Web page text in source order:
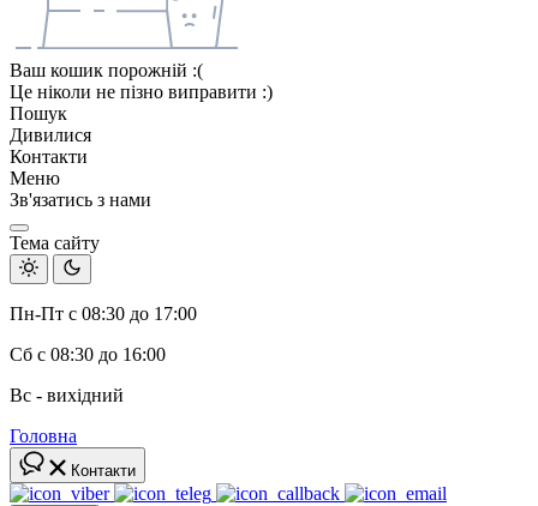
Ваш кошик порожній :(
Це ніколи не пізно виправити :)
Пошук
Дивилися
Контакти
Меню
Зв'язатись з нами
Тема сайту
Пн-Пт с 08:30 до 17:00
Сб с 08:30 до 16:00
Вс - вихідний
Головна
Контакти